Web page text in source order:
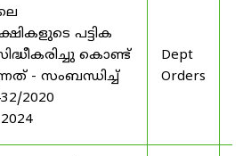
പട്ടിക
കൊണ്ട്
- സംബന്ധിച്ച്
2020
Dept
Orders